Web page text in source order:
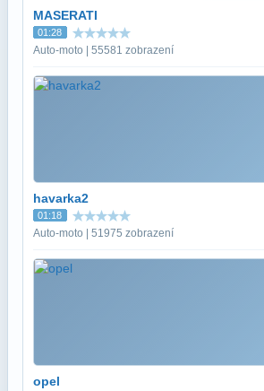
MASERATI
01:28
Auto-moto | 55581 zobrazení
havarka2
01:18
Auto-moto | 51975 zobrazení
opel